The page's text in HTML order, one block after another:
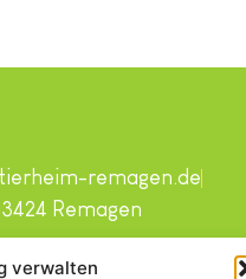
verwaltenvorbehalten.
remagen.de
Remagen